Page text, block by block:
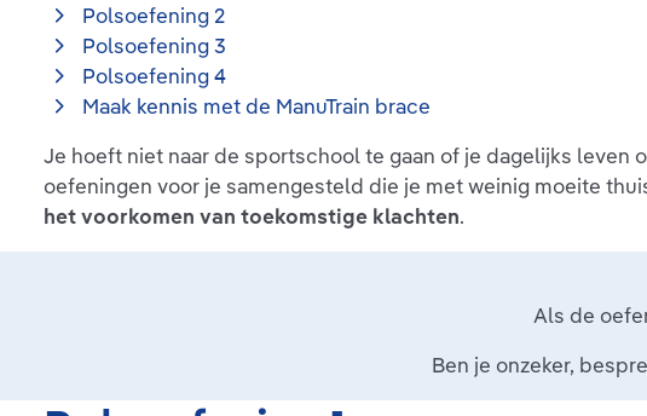
Polsoefening 2
Polsoefening 3
Polsoefening 4
Maak kennis met de ManuTrain brace
Je hoeft niet naar de sportschool te gaan of je dagelijks leven
oefeningen voor je samengesteld die je met weinig moeite
het voorkomen van toekomstige klachten.
Als de
Ben je onzeker,